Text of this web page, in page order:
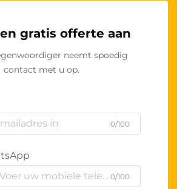
gratis offerte aan
neemt spoedig
contact met u op.
0/100
0/100